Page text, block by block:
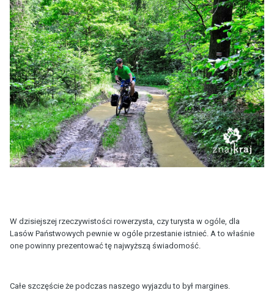
W dzisiejszej rzeczywistości rowerzysta, czy turysta w ogóle, dla
Lasów Państwowych pewnie w ogóle przestanie istnieć. A to właśnie
one powinny prezentować tę najwyższą świadomość.
Całe szczęście że podczas naszego wyjazdu to był margines.